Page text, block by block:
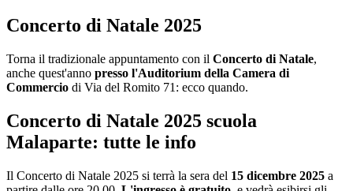
Concerto di Natale 2025
Torna il tradizionale appuntamento con il Concerto di Natale,
anche quest'anno presso l'Auditorium della Camera di
Commercio di Via del Romito 71: ecco quando.
Concerto di Natale 2025 scuola
Malaparte: tutte le info
Il Concerto di Natale 2025 si terrà la sera del 15 dicembre 2025 a